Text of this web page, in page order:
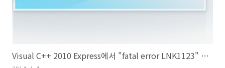
Visual C++ 2010 Express에서 "fatal error LNK1123" 오류 해결 방볍